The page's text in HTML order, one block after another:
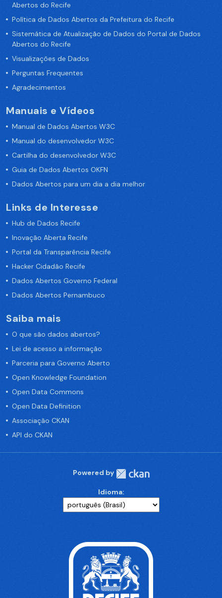
Abertos do Recife
Política de Dados Abertos da Prefeitura do Recife
Sistemática de Atualização de Dados do Portal de Dados
Abertos do Recife
Visualizações de Dados
Perguntas Frequentes
Agradecimentos
Manuais e Vídeos
Manual de Dados Abertos W3C
Manual do desenvolvedor W3C
Cartilha do desenvolvedor W3C
Guia de Dados Abertos OKFN
Dados Abertos para um dia a dia melhor
Links de Interesse
Hub de Dados Recife
Inovação Aberta Recife
Portal da Transparência Recife
Hacker Cidadão Recife
Dados Abertos Governo Federal
Dados Abertos Pernambuco
Saiba mais
O que são dados abertos?
Lei de acesso a informação
Parceria para Governo Aberto
Open Knowledge Foundation
Open Data Commons
Open Data Definition
Associação CKAN
API do CKAN
Powered by
Idioma